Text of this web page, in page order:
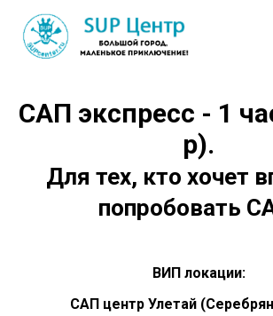
САП экспресс - 1
р).
Для тех, кто хочет
попробовать
ВИП локации:
САП центр Улетай